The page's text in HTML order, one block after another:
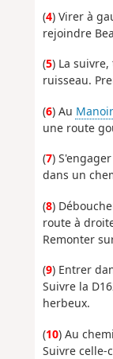
(4) Virer à
rejoindre
(5) La
ruisseau.
(6) Au
une route
(7)
dans un
(8)
route à
Remonter
(9) Entrer
Suivre la
herbeux.
(10) Au
Suivre celle-